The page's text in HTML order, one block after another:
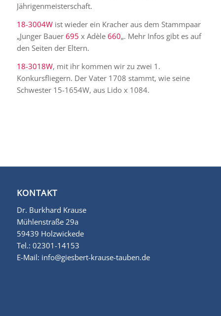
Jährigenmeisterschaft.
18-3004Wist wieder ein Kracher aus dem Stammpaar
„Junger Bauer 695 x Adèle 660„. Mehr Infos gibt es auf
den Seiten der Eltern.
18-3018W, mit ihr kommen wir zu zwei 1.
Konkursfliegern. Der Vater 1708 stammt, wie seine
Schwester 15-1654W, aus Lido x 1084.
KONTAKT
Dr. Burkhard Krause
Mühlenstraße 29a
59439 Holzwickede
Tel.: 02301-14153
E-Mail: info@giesbert-krause-tauben.de